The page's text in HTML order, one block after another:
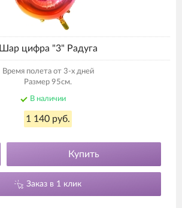
Шар цифра "3" Радуга
Время полета от 3-х дней
Размер 95см.
В наличии
1 140 руб.
Купить
Заказ в 1 клик